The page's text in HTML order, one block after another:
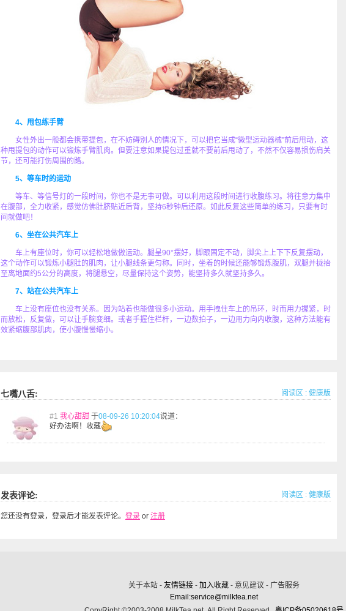
4、甩包练手臂
女性外出一般都会携带提包，在不妨碍别人的情况下，可以把它当成“微型运动器械”前后甩动，这
种甩提包的动作可以锻炼手臂肌肉。但要注意如果提包过重就不要前后甩动了，不然不仅容易损伤肩关
节，还可能打伤周围的路。
5、等车时的运动
等车、等信号灯的一段时间，你也不是无事可做。可以利用这段时间进行收腹练习。将往意力集中
在腹部，全力收紧，感觉仿佛肚脐贴近后背，坚持6秒钟后还原。如此反复这些简单的练习，只要有时
间就做吧！
6、坐在公共汽车上
车上有座位时，你可以轻松地做做运动。腿呈90°摆好，脚跟固定不动，脚尖上上下下反复摆动，
这个动作可以锻炼小腿肚的肌肉，让小腿线条更匀称。同时，坐着的时候还能够锻炼腹肌，双腿并拢抬
至离地面约5公分的高度，将腿悬空，尽量保持这个姿势，能坚持多久就坚持多久。
7、站在公共汽车上
车上没有座位也没有关系。因为站着也能做很多小运动。用手拽住车上的吊环，时而用力握紧，时
而放松，反复做，可以让手腕变细。或者手握住栏杆，一边数拍子，一边用力向内收腹，这种方法能有
效紧缩腹部肌肉，使小腹慢慢缩小。
七嘴八舌: 阅读区 : 健康版
#1 我心甜甜 于08-09-26 10:20:04说道：
好办法啊！收藏
发表评论: 阅读区 : 健康版
您还没有登录，登录后才能发表评论。 登录 or 注册
关于本站 - 友情链接 - 加入收藏 - 意见建议 - 广告服务
Email:service@milktea.net